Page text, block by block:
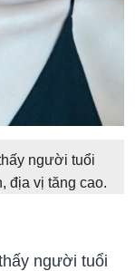
người tuổi
địa vị tăng cao.
người tuổi